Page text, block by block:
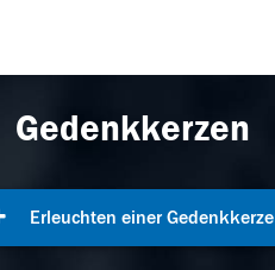
Gedenkkerzen
Erleuchten einer Gedenkkerze